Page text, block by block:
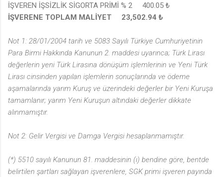
İŞVEREN İŞSİZLİK SİGORTA PRİMİ % 2 400.05 ₺
İŞVERENE TOPLAM MALİYET 23,502.94 ₺
Not 1: 28/01/2004 tarih ve 5083 Sayılı Türkiye Cumhuriyetinin
Para Birmi Hakkında Kanunun 2. maddesi uyarınca; Türk Lirası
değerlerin yeni Türk Lirasına dönüşüm işlemlerinin ve Yeni Türk
Lirası cinsinden yapılan işlemlerin sonuçlarında ve ödeme
aşamalarında yarım Kuruş ve üzerindeki değerler bir Yeni Kuruşa
tamamlanır; yarım Yeni Kuruşun altındaki değerler dikkate
alınmamıştır.
Not 2: Gelir Vergisi ve Damga Vergisi hesaplanmamıştır.
(*) 5510 sayılı Kanunun 81. maddesinin (ı) bendine göre, bentde
belirtilen şartları sağlayan işverenlere, SGK primi işveren payında